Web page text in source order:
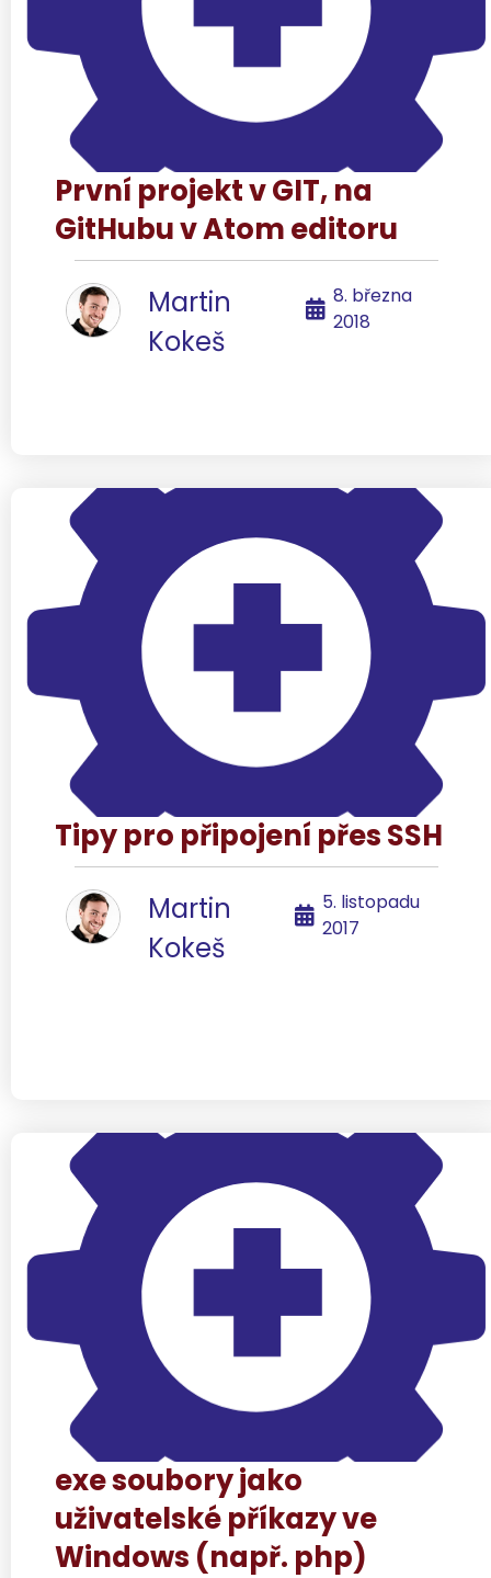
První projekt v GIT, na
GitHubu v Atom editoru
Martin
Kokeš
8. března
2018
Tipy pro připojení přes SSH
Martin
Kokeš
5. listopadu
2017
exe soubory jako
uživatelské příkazy ve
Windows (např. php)